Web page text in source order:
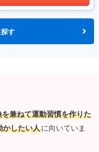
す
兼ねて運動習慣を作りた
かしたい人に向いていま